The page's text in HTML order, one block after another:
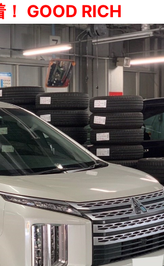
GOOD RICH